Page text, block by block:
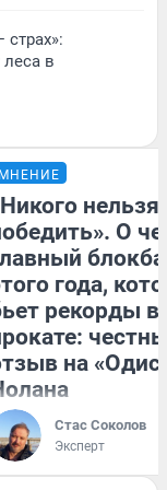
страх»:
в
МНЕНИЕ
нельзя
О
года,
рекорды в
на
Стас Соколов
Эксперт